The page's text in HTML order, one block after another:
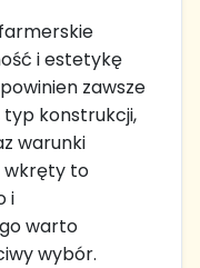
i estetykę
zawsze
konstrukcji,
warunki
wkręty to
i
warto
wybór.